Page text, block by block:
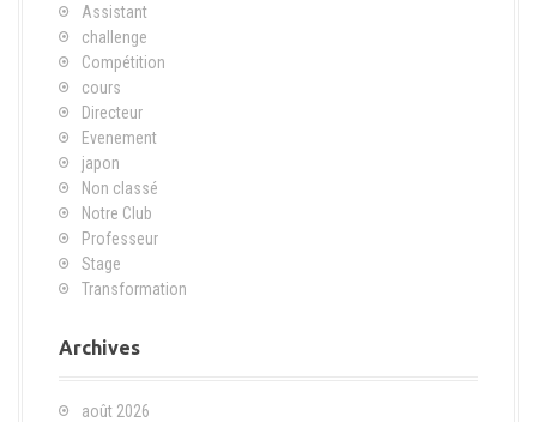
Assistant
challenge
Compétition
cours
Directeur
Evenement
japon
Non classé
Notre Club
Professeur
Stage
Transformation
Archives
août 2026